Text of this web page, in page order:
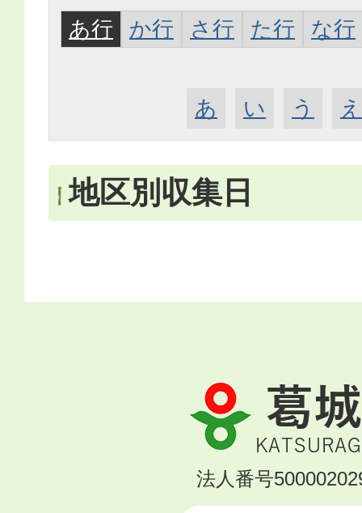
あ行
か行 さ行 た行 な行
あ い う え
地区別収集日
葛
城
市
KATSURAGI
法人番号